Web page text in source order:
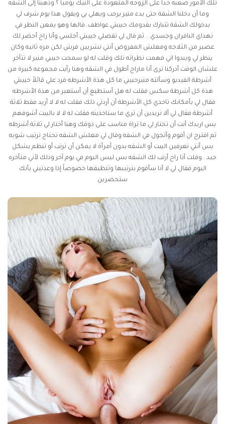
تلك الأمور صعبه جداً على الزوجه المتعودة على النيك يومياً ؟ وذهبنا إلى الشقه
وما أن دخلنا الشقة حتى بدء منير يرحب ويهلي بي ويقول هذا يوم شرف لي
بدخولك الشقة تتبارك بقدومك حبيبتي عواطف..قالها وهو يمعن النظر في
نهداي النافران وجسدي .. ثم قال لي تفضلي حبيبتي أجلسي وأنا راح أحضر لك
عصير من الثلاجه ومعلش المفروض أنتي تشربين فرش لكن مره ثانيه وكان
ينظر لي ويبدوا اني فهمت نظراته تلك وقلت له لو سمحت حبيبي منير لا تتأخر
علشان الوقت أدركنا ترى أنا ماراح أطول في الشقه وهنا رأيت مجموعه كبيرة من
أشرطة الفيديو وسألته منيرحبيبي ما كل هذة الأشرطه فرد علي قائلاً حبيبتي
هذة كل أشرطة سكس فقلت له هل أستطيع أن أستعير من هذة الأشرطه
فقال لي بأمكانك تاخذي كل الأشرطة أن أردتي ذلك فقلت له لا لا أريد فقط ثلاثة
أشرطة فقال لي ألا تريدين أن تري ما ستاخذينه فقلت له لا لا بالبيت أشوفهم
بس اريدك أنت أن تختار لي ما تراة مناسب على ذوقك وهنا أختار لي ثلاثة أشرطه
ثم اقترح ان أقوم وأتجول في الشقه وقال لي معلش الشقه تحتاج ترتيب شويه
بس أنتي تعرفين البيت أو الشقه بدون أمرأة لا يمكن أن ترتب أو تنظم بشكل
جيد ..وقلت أنا راح أرتب لك الشقه بس ليس اليوم في يوم آخر وذلك لأني متأخره
اليوم فقال لي لا أنا سأقوم بترتيبها وتنظيفها خصوصاً إذا وعدتيني بأنك
ستحضرين